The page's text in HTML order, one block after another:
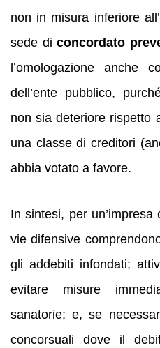
non in misura inferiore
sede diconcordato
l’omologazione anche
dell’ente pubblico,
non sia deteriore rispetto
una classe di creditori
abbia votato a favore.
In sintesi, per
vie difensive
gli addebiti infondati;
evitare misure
sanatorie; e, se
concorsuali dove il